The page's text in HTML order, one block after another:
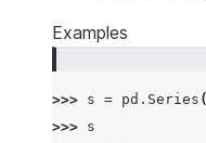
Examples
>>> s = pd . Series
>>> s